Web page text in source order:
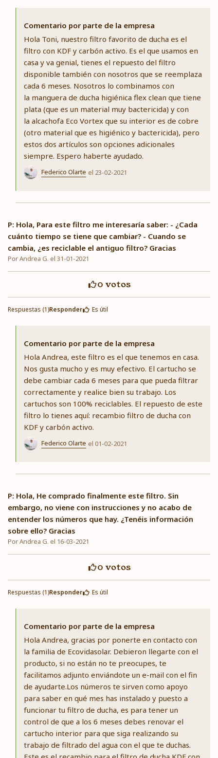
Comentario por parte de la empresa
Hola Toni, nuestro filtro favorito de ducha es el
filtro con KDF y carbón activo. Es el que usamos en
casa y va genial, tienes el repuesto del filtro
disponible también con nosotros que se reemplaza
cada 6 meses. Nosotros lo combinamos con
la manguera de ducha higiénica flex clean que tiene
plata (que es un material muy bactericida) y con
la alcachofa Eco Vortex que su interior es de cobre
(otro material que es higiénico y bactericida), pero
estos dos artículos son opciones adicionales
siempre. Espero haberte ayudado.
Federico Olarte el 23-02-2021
P: Hola, Para este filtro me interesaría saber: - ¿Cada
cuánto tiempo se tiene que cambiar? - Cuando se
cambia, ¿es reciclable el antiguo filtro? Gracias
Por Andrea G. el 31-01-2021
0 votos
Respuestas (1)Responder Es útil
Comentario por parte de la empresa
Hola Andrea, este filtro es el que tenemos en casa.
Nos gusta mucho y es muy efectivo. El cartucho se
debe cambiar cada 6 meses para que pueda filtrar
correctamente y realice bien su trabajo. Los
cartuchos son 100% reciclables. El repuesto de este
filtro lo tienes aquí: recambio filtro de ducha con
KDF y carbón activo.
Federico Olarte el 01-02-2021
P: Hola, He comprado finalmente este filtro. Sin
embargo, no viene con instrucciones y no acabo de
entender los números que hay. ¿Tenéis información
sobre ello? Gracias
Por Andrea G. el 16-03-2021
0 votos
Respuestas (1)Responder Es útil
Comentario por parte de la empresa
Hola Andrea, gracias por ponerte en contacto con
la familia de Ecovidasolar. Debieron llegarte con el
producto, si no están no te preocupes, te
facilitamos adjunto enviándote un e-mail con el fin
de ayudarte.Los números te sirven como apoyo
para saber en qué mes has instalado y puesto a
funcionar tu filtro de ducha, es para tener un
control de que a los 6 meses debes renovar el
cartucho interior para que siga realizando su
trabajo de filtrado del agua con el que te duchas.